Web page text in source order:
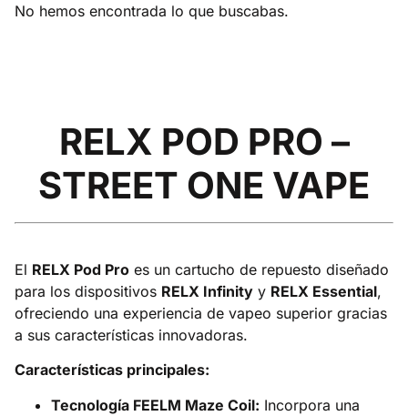
No hemos encontrada lo que buscabas.
RELX POD PRO​ –
STREET ONE VAPE
El RELX Pod Pro es un cartucho de repuesto diseñado
para los dispositivos RELX Infinity y RELX Essential,
ofreciendo una experiencia de vapeo superior gracias
a sus características innovadoras.​
Características principales:
Tecnología FEELM Maze Coil: Incorpora una